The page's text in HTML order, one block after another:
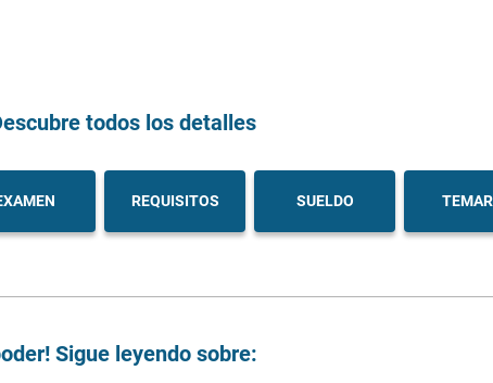
todos los detalles
REQUISITOS SUELDO
Sigue leyendo sobre: